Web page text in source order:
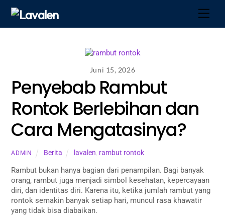
Juni 15, 2026
Penyebab Rambut
Rontok Berlebihan dan
Cara Mengatasinya?
ADMIN Berita lavalen rambut rontok
Rambut bukan hanya bagian dari penampilan. Bagi banyak
orang, rambut juga menjadi simbol kesehatan, kepercayaan
diri, dan identitas diri. Karena itu, ketika jumlah rambut yang
rontok semakin banyak setiap hari, muncul rasa khawatir
yang tidak bisa diabaikan.